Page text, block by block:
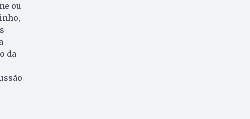
ou
da